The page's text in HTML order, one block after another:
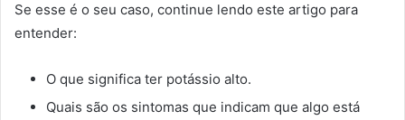
Se esse é o seu caso, continue lendo este artigo para
entender:
O que significa ter potássio alto.
Quais são os sintomas que indicam que algo está